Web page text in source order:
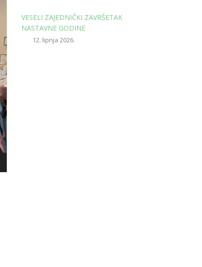
VESELI ZAJEDNIČKI ZAVRŠETAK
NASTAVNE GODINE
12. lipnja 2026.